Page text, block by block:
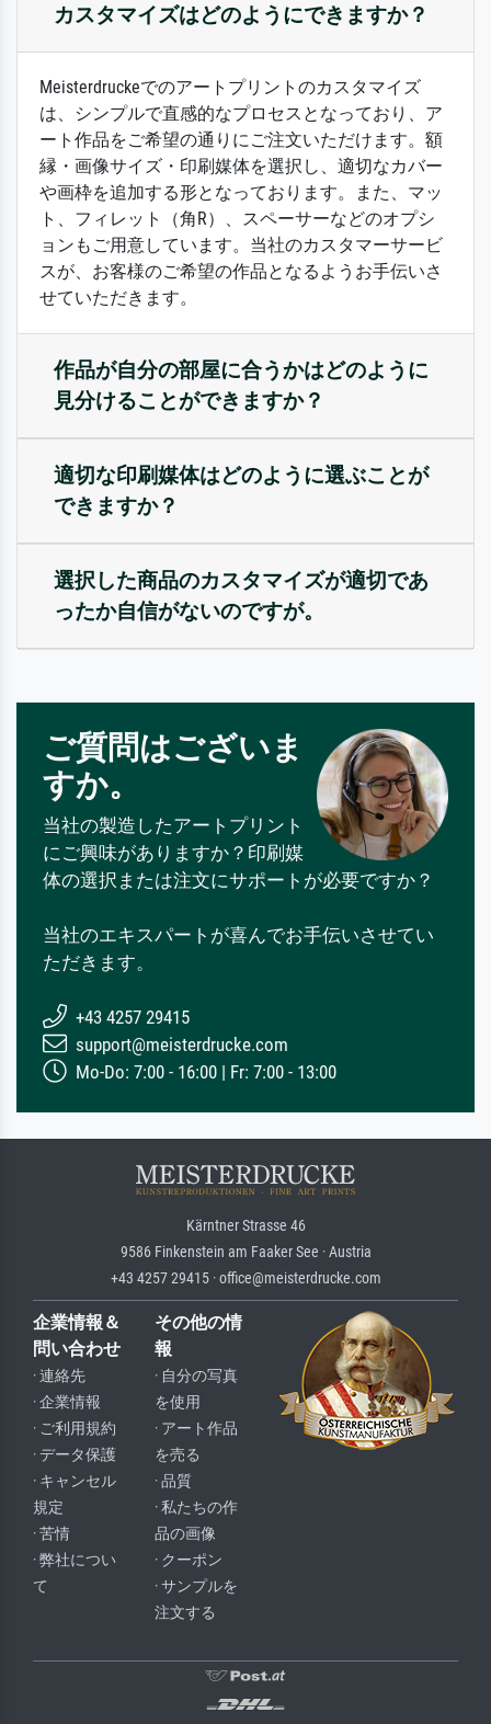
カスタマイズはどのようにできますか？
Meisterdruckeでのアートプリントのカスタマイズ
は、シンプルで直感的なプロセスとなっており、ア
ート作品をご希望の通りにご注文いただけます。額
縁・画像サイズ・印刷媒体を選択し、適切なカバー
や画枠を追加する形となっております。また、マッ
ト、フィレット（角R）、スペーサーなどのオプシ
ョンもご用意しています。当社のカスタマーサービ
スが、お客様のご希望の作品となるようお手伝いさ
せていただきます。
作品が自分の部屋に合うかはどのように
見分けることができますか？
適切な印刷媒体はどのように選ぶことが
できますか？
選択した商品のカスタマイズが適切であ
ったか自信がないのですが。
ご質問はございま
すか。
当社の製造したアートプリント
にご興味がありますか？印刷媒
体の選択または注文にサポートが必要ですか？
当社のエキスパートが喜んでお手伝いさせてい
ただきます。
+43 4257 29415
support@meisterdrucke.com
Mo-Do: 7:00 - 16:00 | Fr: 7:00 - 13:00
Kärntner Strasse 46
9586 Finkenstein am Faaker See · Austria
+43 4257 29415 · office@meisterdrucke.com
企業情報＆
問い合わせ
· 連絡先
· 企業情報
· ご利用規約
· データ保護
· キャンセル
規定
· 苦情
· 弊社につい
て
その他の情
報
· 自分の写真
を使用
· アート作品
を売る
· 品質
· 私たちの作
品の画像
· クーポン
· サンプルを
注文する